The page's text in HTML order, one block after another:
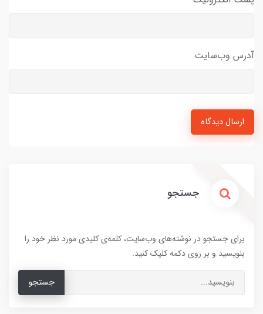
آدرس وب‌سایت
ارسال دیدگاه
جستجو
برای جستجو در نوشته‌های وب‌سایت، کلمه‌ی کلیدی مورد نظر خود را
بنویسید و بر روی دکمه کلیک کنید.
جستجو